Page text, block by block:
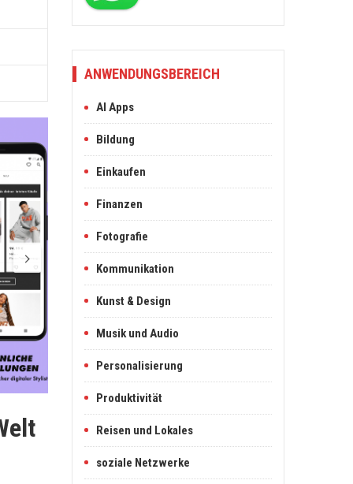
ANWENDUNGSBEREICH
AI Apps
Bildung
Einkaufen
Finanzen
Fotografie
Kommunikation
Kunst & Design
Musik und Audio
Personalisierung
Produktivität
Reisen und Lokales
soziale Netzwerke